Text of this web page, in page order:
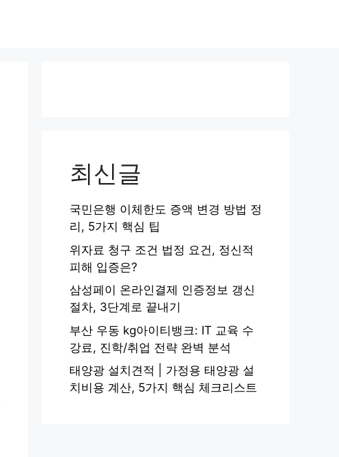
최신글
국민은행 이체한도 증액 변경 방법 정
리, 5가지 핵심 팁
위자료 청구 조건 법정 요건, 정신적
피해 입증은?
삼성페이 온라인결제 인증정보 갱신
절차, 3단계로 끝내기
부산 우동 kg아이티뱅크: IT 교육 수
강료, 진학/취업 전략 완벽 분석
태양광 설치견적 | 가정용 태양광 설
치비용 계산, 5가지 핵심 체크리스트